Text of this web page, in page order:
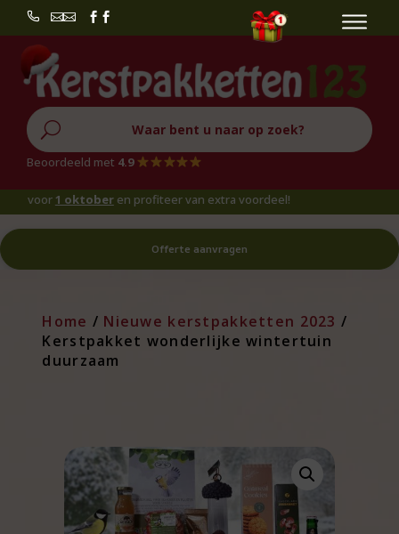
 
U
Beoordeeld met 4.9
1 oktoberen profiteer van extra voordeel!
Offerte aanvragen
Home / Nieuwe kerstpakketten 2023 /
Kerstpakket wonderlijke wintertuin
duurzaam